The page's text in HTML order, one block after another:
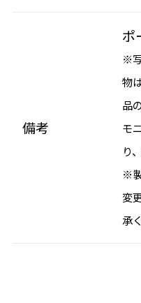
備考
ポ
※
物
品
モ
り
※
変
承